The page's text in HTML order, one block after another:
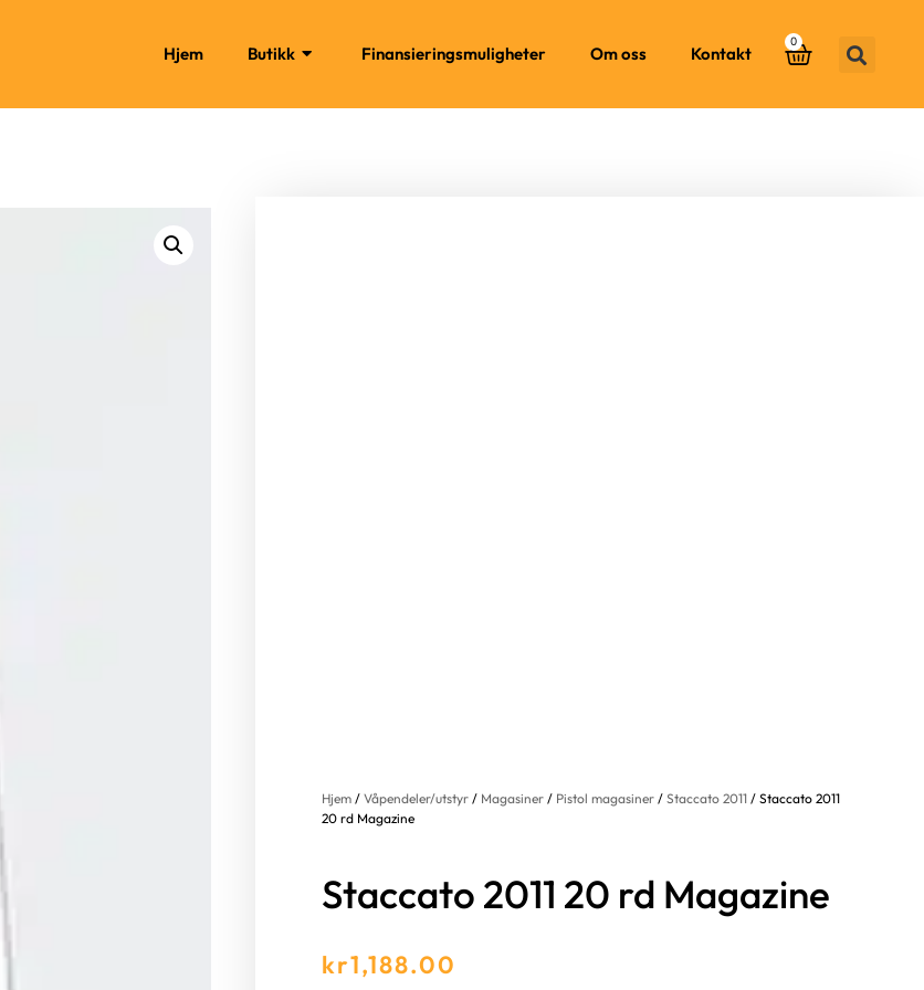
Hjem Butikk Finansieringsmuligheter Om oss Kontakt
0
Hjem /Våpendeler/utstyr / Magasiner / Pistol magasiner /Staccato 2011 / Staccato 2011
20 rd Magazine
Staccato 2011 20 rd Magazine
kr1,188.00